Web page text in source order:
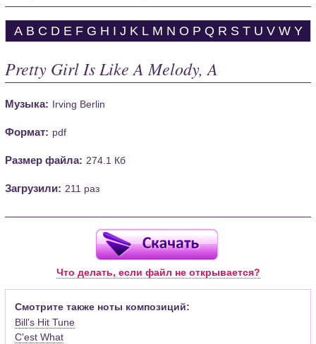
A B C D E F G H I J K L M N O P Q R S T U V W Y
Pretty Girl Is Like A Melody, A
Музыка: Irving Berlin
Формат: pdf
Размер файла: 274.1 Кб
Загрузили: 211 раз
Что делать, если файл не открывается?
Смотрите также ноты композиций:
Bill's Hit Tune
C'est What